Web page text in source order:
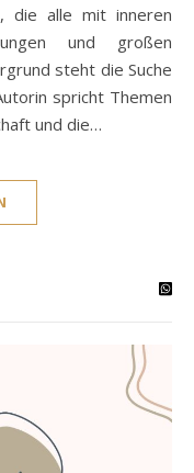
die alle mit inneren
und großen
steht die Suche
spricht Themen
und die…